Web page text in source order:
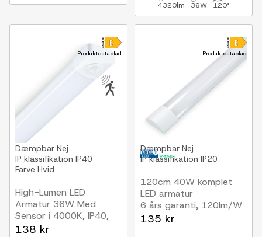
4320lm 36W 120°
Produktdatablad
Dæmpbar Nej
IP klassifikation IP40
Farve Hvid
High-Lumen LED
Armatur 36W Med
Sensor i 4000K, IP40,
230V
138 kr
Produktdatablad
Dæmpbar Nej
IP klassifikation IP20
120cm 40W komplet
LED armatur
6 års garanti, 120lm/W
135 kr